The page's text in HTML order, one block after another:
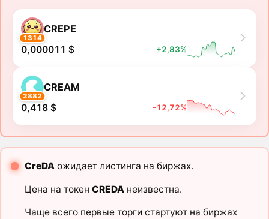
1314
CREPE
0,000011 $ +2,83%
2882
CREAM
0,418 $ -12,72%
CreDAожидает листинга на биржах.
Цена на токен CREDA неизвестна.
Чаще всего первые торги стартуют на биржах